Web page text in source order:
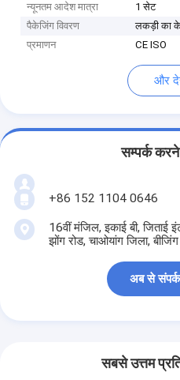
न्यूनतम आदेश मात्रा
1 सेट
पैकेजिंग विवरण
लकड़ी का
प्रमाणन
CE ISO
और
सम्पर्क
+86 152 1104 0646
16वीं मंजिल, इकाई बी,
झोंग रोड, चाओयांग जिला, बीजिंग
अब से
सबसे उत्तम